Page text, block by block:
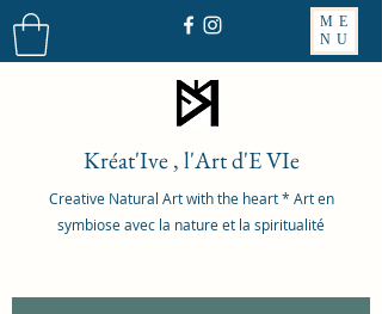
ME
NU
Kréat'Ive , l'Art d'E VIe
Creative Natural Art with the heart * Art en
symbiose avec la nature et la spiritualité